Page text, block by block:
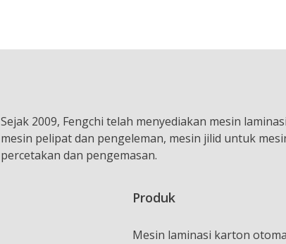
Sejak 2009, Fengchi telah menyediakan mesin
mesin pelipat dan pengeleman, mesin jilid untuk
percetakan dan pengemasan.
Produk
Mesin laminasi karton